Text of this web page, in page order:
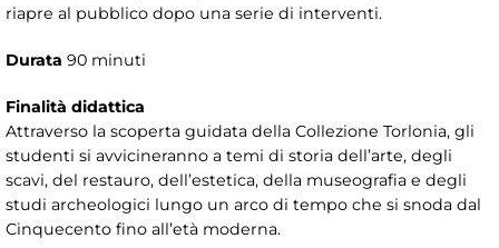
riapre al pubblico dopo una serie di interventi.
Durata 90 minuti
Finalità didattica
Attraverso la scoperta guidata della Collezione Torlonia, gli
studenti si avvicineranno a temi di storia dell’arte, degli
scavi, del restauro, dell’estetica, della museografia e degli
studi archeologici lungo un arco di tempo che si snoda dal
Cinquecento fino all’età moderna.